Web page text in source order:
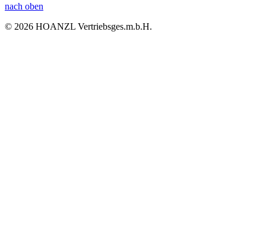
nach oben
© 2026 HOANZL Vertriebsges.m.b.H.